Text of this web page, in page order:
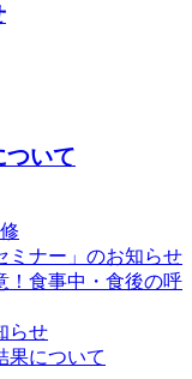
いて
ミナー」のお知らせ
！食事中・食後の呼
らせ
について